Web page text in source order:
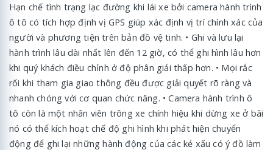
Hạn chế tình trạng lạc đường khi lái xe bởi camera hành trình
ô tô có tích hợp định vị GPS giúp xác định vị trí chính xác của
người và phương tiện trên bản đồ vệ tinh. • Ghi và lưu lại
hành trình lâu dài nhất lên đến 12 giờ, có thể ghi hình lâu hơn
khi quý khách điều chỉnh ở độ phân giải thấp hơn. • Mọi rắc
rối khi tham gia giao thông đều được giải quyết rõ ràng và
nhanh chóng với cơ quan chức năng. • Camera hành trình ô
tô còn là một nhân viên trông xe chính hiệu khi dừng xe ở bãi
nó có thể kích hoạt chế độ ghi hình khi phát hiện chuyển
động để ghi lại những hành động của các kẻ xấu có ý đồ làm